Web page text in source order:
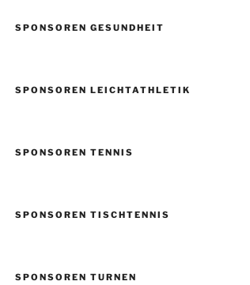
SPONSOREN GESUNDHEIT
SPONSOREN LEICHTATHLETIK
SPONSOREN TENNIS
SPONSOREN TISCHTENNIS
SPONSOREN TURNEN